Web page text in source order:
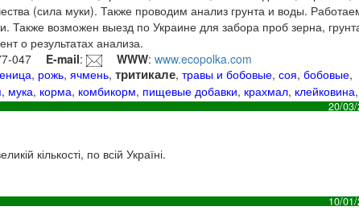
(сила муки). Также проводим анализ грунта и воды.
Также возможен выезд по Украине для забора проб зерна,
о результатах анализа.
047 E-mail: WWW:www.ecopolka.com
, рожь,ячмень,тритикале,травы и бобовые,соя,бобовые,
, мука, корма, комбикорм, пищевые добавки, крахмал, клейковина,
20/
кількості, по всій Україні.
10/